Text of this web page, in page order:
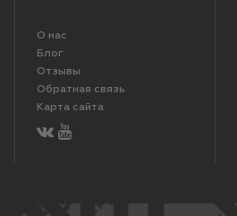
О нас
Блог
Отзывы
Обратная связь
Карта сайта